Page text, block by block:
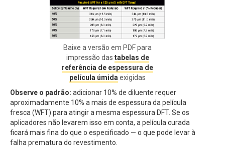
Baixe a versão em PDF para
impressão das tabelas de
referência de espessura de
película úmida exigidas
Observe o padrão: adicionar 10% de diluente requer
aproximadamente 10% a mais de espessura da película
fresca (WFT) para atingir a mesma espessura DFT. Se os
aplicadores não levarem isso em conta, a película curada
ficará mais fina do que o especificado — o que pode levar à
falha prematura do revestimento.